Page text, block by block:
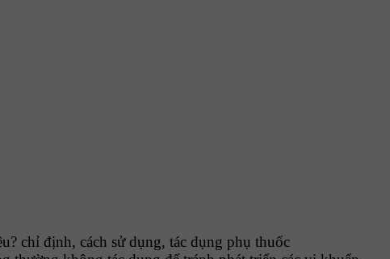
chỉ định, cách sử dụng, tác dụng phụ thuốc